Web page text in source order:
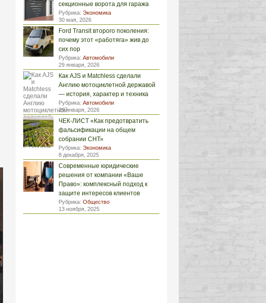
секционные ворота для гаража
Рубрика: Экономика
30 мая, 2026
Ford Transit второго поколения:
почему этот «работяга» жив до
сих пор
Рубрика: Автомобили
29 января, 2026
Как AJS и Matchless сделали
Англию мотоциклетной державой
— история, характер и техника
Рубрика: Автомобили
29 января, 2026
ЧЕК-ЛИСТ «Как предотвратить
фальсификации на общем
собрании СНТ»
Рубрика: Экономика
8 декабря, 2025
Современные юридические
решения от компании «Ваше
Право»: комплексный подход к
защите интересов клиентов
Рубрика: Общество
13 ноября, 2025